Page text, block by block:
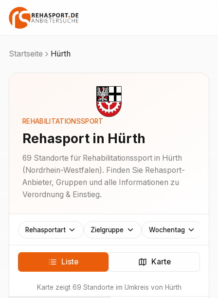
Startseite Hürth
REHABILITATIONSSPORT
Rehasport in Hürth
69 Standorte für Rehabilitationssport in Hürth
(Nordrhein-Westfalen). Finden Sie Rehasport-
Anbieter, Gruppen und alle Informationen zu
Verordnung & Einstieg.
Rehasportart Zielgruppe Wochentag
Liste Karte
Karte zeigt 69 Standorte im Umkreis von Hürth